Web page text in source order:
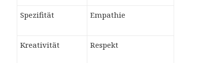
Spezifität Empathie
Kreativität Respekt